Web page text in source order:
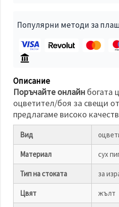
на
бисквитките
Популярни методи за
Описание
Поръчайте онлайн богата
оцветител/боя за свещи от
предлагаме високо
Вид
Материал сух
Тип на стоката за
Цвят жълт